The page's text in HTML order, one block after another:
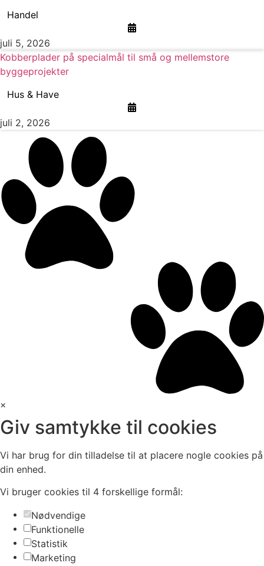
Handel
juli 5, 2026
Kobberplader på specialmål til små og mellemstore
byggeprojekter
Hus & Have
juli 2, 2026
×
Giv samtykke til cookies
Vi har brug for din tilladelse til at placere nogle cookies på
din enhed.
Vi bruger cookies til 4 forskellige formål:
Nødvendige
Funktionelle
Statistik
Marketing